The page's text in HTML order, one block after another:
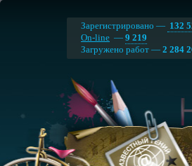
Зарегистрировано — 132
On-line — 9 219
Загружено работ — 2 284